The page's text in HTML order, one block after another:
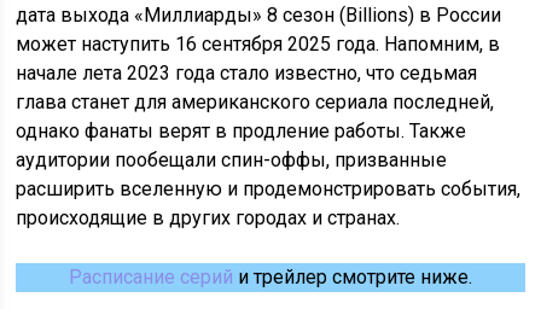
дата выхода «Миллиарды» 8 сезон (Billions) в России
может наступить 16 сентября 2025 года. Напомним, в
начале лета 2023 года стало известно, что седьмая
глава станет для американского сериала последней,
однако фанаты верят в продление работы. Также
аудитории пообещали спин-оффы, призванные
расширить вселенную и продемонстрировать события,
происходящие в других городах и странах.
Расписание серий и трейлер смотрите ниже.